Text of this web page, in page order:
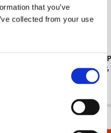
that you’ve
collected from your use
Jan
€ 9,99